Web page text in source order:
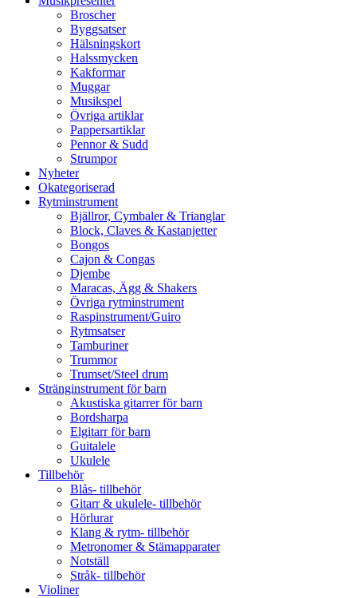
Broscher
Byggsatser
Hälsningskort
Halssmycken
Kakformar
Muggar
Musikspel
Övriga artiklar
Pappersartiklar
Pennor & Sudd
Strumpor
Nyheter
Okategoriserad
Rytminstrument
Bjällror, Cymbaler & Trianglar
Block, Claves & Kastanjetter
Bongos
Cajon & Congas
Djembe
Maracas, Ägg & Shakers
Övriga rytminstrument
Raspinstrument/Guiro
Rytmsatser
Tamburiner
Trummor
Trumset/Steel drum
Stränginstrument för barn
Akustiska gitarrer för barn
Bordsharpa
Elgitarr för barn
Guitalele
Ukulele
Tillbehör
Blås- tillbehör
Gitarr & ukulele- tillbehör
Hörlurar
Klang & rytm- tillbehör
Metronomer & Stämapparater
Notställ
Stråk- tillbehör
Violiner